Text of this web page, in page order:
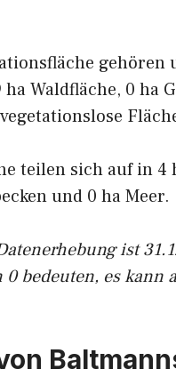
Waldfläche, 0 ha
teilen sich auf in 4
und 0 ha Meer.
ist
bedeuten, es kann